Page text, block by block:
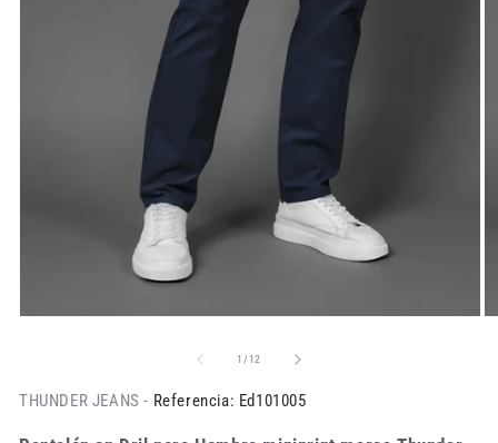
1 /de
12
THUNDER JEANS - Referencia: Ed101005